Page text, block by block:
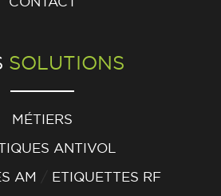
SOLUTIONS
MÉTIERS
ANTIVOL
AM
ETIQUETTES RF